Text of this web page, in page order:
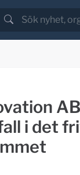
i det